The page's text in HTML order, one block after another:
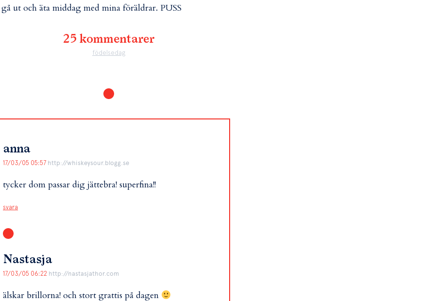
gå ut och äta middag med mina föräldrar. PUSS
25 kommentarer
födelsedag
anna
17/03/05 05:57 http://whiskeysour.blogg.se
tycker dom passar dig jättebra! superfina!!
svara
Nastasja
17/03/05 06:22 http://nastasjathor.com
älskar brillorna! och stort grattis på dagen